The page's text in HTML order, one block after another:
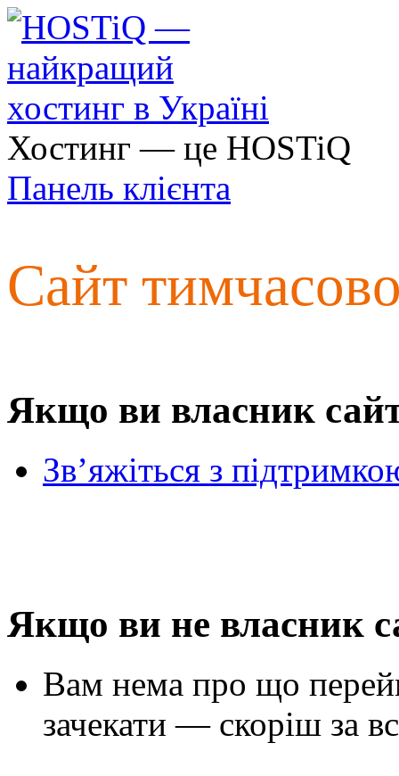
Хостинг — це HOSTiQ
Панель клієнта
Сайт
Якщо ви власник
Зв’яжіться з
Якщо ви не власник
Вам нема про що
зачекати — скоріш за